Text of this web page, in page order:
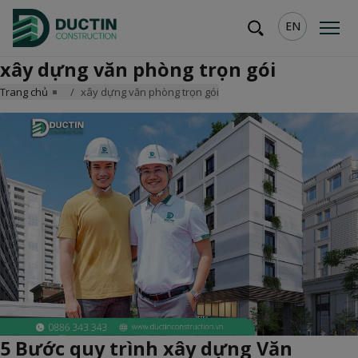
EN
xây dựng văn phòng trọn gói
Trang chủ xây dựng văn phòng trọn gói
5 Bước quy trình xây dựng Văn